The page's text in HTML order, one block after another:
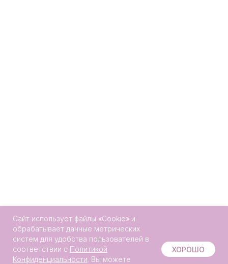
Онлайн-
запись
Сайт использует файлы «Сookie» и
обрабатывает данные метрических
систем для удобства пользователей в
соответствии с Политикой
Конфиденциальности. Вы можете
ХОРОШО